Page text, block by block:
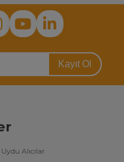
Kayıt Ol
Alıcılar